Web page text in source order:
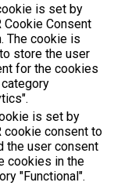
is set by
Cookie Consent
The cookie is
store the user
for the cookies
is set by
cookie consent to
the user consent
cookies in the
"Functional".